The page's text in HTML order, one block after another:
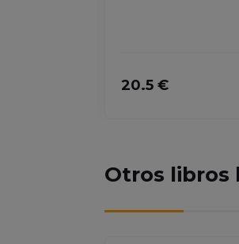
20.5 €
Otros libros